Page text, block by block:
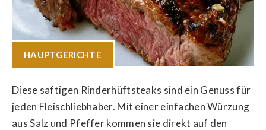
HAUPTGERICHTE
Diese saftigen Rinderhüftsteaks sind ein Genuss für
jeden Fleischliebhaber. Mit einer einfachen Würzung
aus Salz und Pfeffer kommen sie direkt auf den